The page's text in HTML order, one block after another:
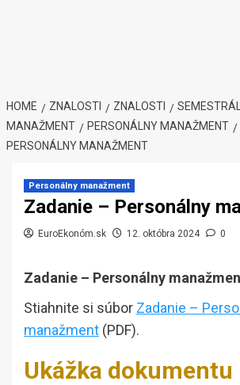
HOME ZNALOSTI ZNALOSTI
MANAŽMENT
PERSONÁLNY MANAŽMENT
PERSONÁLNY MANAŽMENT
Personálny manažment
Zadanie – Personálny
EuroEkonóm.sk 12. októbra 2024 0
Zadanie – Personálny
Stiahnite si súbor Zadanie –
manažment (PDF).
Ukážka dokumentu